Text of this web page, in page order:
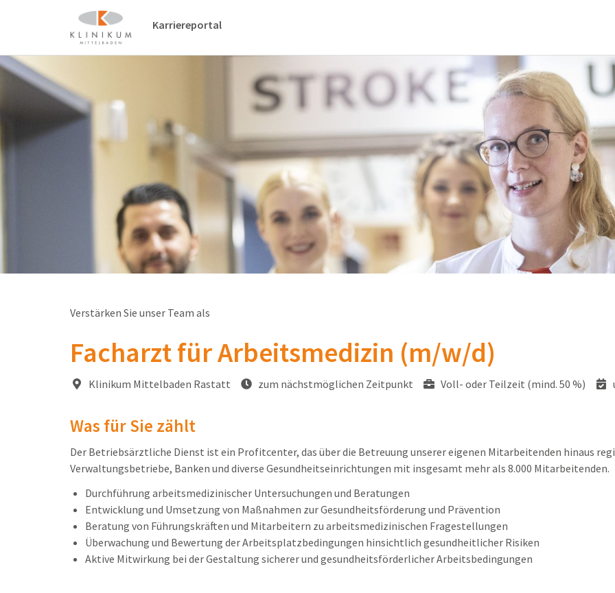
Karriereportal
Facharzt für Arbeitsmedizin (m/w/d)
Klinikum Mittelbaden Rastatt zum nächstmöglichen Zeitpunkt Voll- oder Teilzeit (mind. 50 %)
Verstärken Sie unser Team als
Was für Sie zählt
Der Betriebsärztliche Dienst ist ein Profitcenter, das über die Betreuung unserer eigenen Mitarbeitenden hinaus
Verwaltungsbetriebe, Banken und diverse Gesundheitseinrichtungen mit insgesamt mehr als 8.000 Mitarbeitenden.
Durchführung arbeitsmedizinischer Untersuchungen und Beratungen
Entwicklung und Umsetzung von Maßnahmen zur Gesundheitsförderung und Prävention
Beratung von Führungskräften und Mitarbeitern zu arbeitsmedizinischen Fragestellungen
Überwachung und Bewertung der Arbeitsplatzbedingungen hinsichtlich gesundheitlicher Risiken
Aktive Mitwirkung bei der Gestaltung sicherer und gesundheitsförderlicher Arbeitsbedingungen